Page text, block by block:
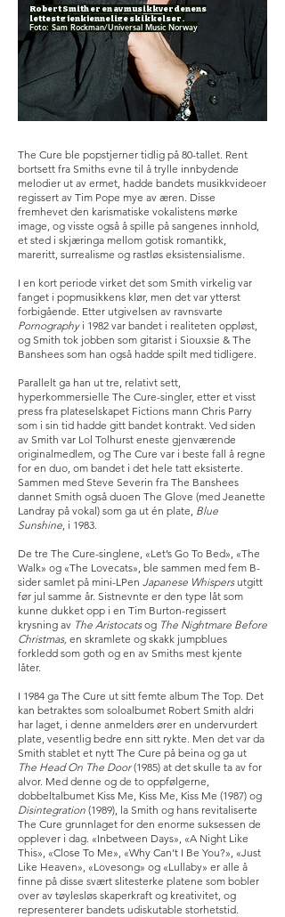
Robert Smith er en av musikkverdenens
lettest gjenkjennelige skikkelser.
Foto: Sam Rockman/Universal Music Norway
The Cure ble popstjerner tidlig på 80-tallet. Rent
bortsett fra Smiths evne til å trylle innbydende
melodier ut av ermet, hadde bandets musikkvideoer
regissert av Tim Pope mye av æren. Disse
fremhevet den karismatiske vokalistens mørke
image, og visste også å spille på sangenes innhold,
et sted i skjæringa mellom gotisk romantikk,
mareritt, surrealisme og rastløs eksistensialisme.
I en kort periode virket det som Smith virkelig var
fanget i popmusikkens klør, men det var ytterst
forbigående. Etter utgivelsen av ravnsvarte
Pornographyi 1982 var bandet i realiteten oppløst,
og Smith tok jobben som gitarist i Siouxsie & The
Banshees som han også hadde spilt med tidligere.
Parallelt ga han ut tre, relativt sett,
hyperkommersielle The Cure-singler, etter et visst
press fra plateselskapet Fictions mann Chris Parry
som i sin tid hadde gitt bandet kontrakt. Ved siden
av Smith var Lol Tolhurst eneste gjenværende
originalmedlem, og The Cure var i beste fall å regne
for en duo, om bandet i det hele tatt eksisterte.
Sammen med Steve Severin fra The Banshees
dannet Smith også duoen The Glove (med Jeanette
Landray på vokal) som ga ut én plate, Blue
Sunshine, i 1983.
De tre The Cure-singlene, «Let’s Go To Bed», «The
Walk» og «The Lovecats», ble sammen med fem B-
sider samlet på mini-LPen Japanese Whispersutgitt
før jul samme år. Sistnevnte er den type låt som
kunne dukket opp i en Tim Burton-regissert
krysning av The Aristocatsog The Nightmare Before
Christmas, en skramlete og skakk jumpblues
forkledd som goth og en av Smiths mest kjente
låter.
I 1984 ga The Cure ut sitt femte album The Top. Det
kan betraktes som soloalbumet Robert Smith aldri
har laget, i denne anmelders ører en undervurdert
plate, vesentlig bedre enn sitt rykte. Men det var da
Smith stablet et nytt The Cure på beina og ga ut
The Head On The Door(1985) at det skulle ta av for
alvor. Med denne og de to oppfølgerne,
dobbeltalbumet Kiss Me, Kiss Me, Kiss Me (1987) og
Disintegration (1989), la Smith og hans revitaliserte
The Cure grunnlaget for den enorme suksessen de
opplever i dag. «Inbetween Days», «A Night Like
This», «Close To Me», «Why Can’t I Be You?», «Just
Like Heaven», «Lovesong» og «Lullaby» er alle å
finne på disse svært slitesterke platene som bobler
over av tøylesløs skaperkraft og kreativitet, og
representerer bandets udiskutable storhetstid.